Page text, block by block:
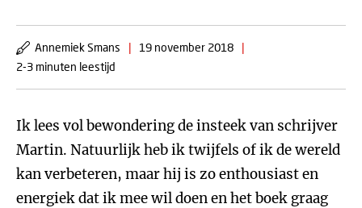
Annemiek Smans | 19 november 2018
|
2-3 minuten leestijd
Ik lees vol bewondering de insteek van schrijver
Martin. Natuurlijk heb ik twijfels of ik de wereld
kan verbeteren, maar hij is zo enthousiast en
energiek dat ik mee wil doen en het boek graag